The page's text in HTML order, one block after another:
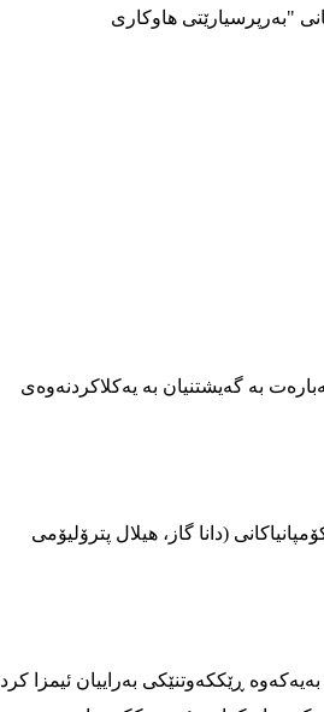
"بەرپرسیارێتی هاوکاری
به‌ گه‌یشتنیان به‌ یه‌كلاكردنه‌وه‌ى
(دانا گاز، هیلال پترۆلیۆمى
به‌یه‌كه‌وه‌ ڕێككه‌وتنێكى به‌راییان ئیمزا كرد